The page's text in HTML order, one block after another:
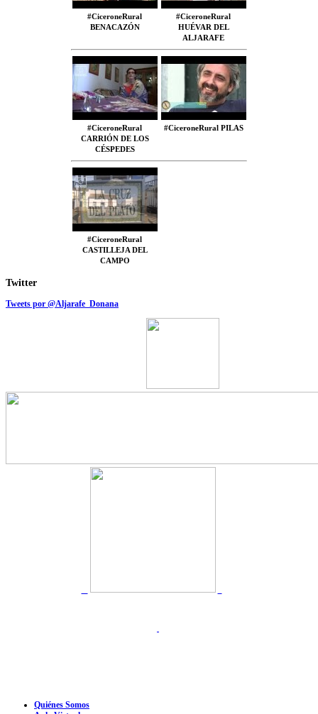
#CiceroneRural
BENACAZÓN
#CiceroneRural
HUÉVAR DEL
ALJARAFE
#CiceroneRural
CARRIÓN DE LOS
CÉSPEDES
#CiceroneRural PILAS
#CiceroneRural
CASTILLEJA DEL
CAMPO
Twitter
Tweets por @Aljarafe_Donana
Quiénes Somos